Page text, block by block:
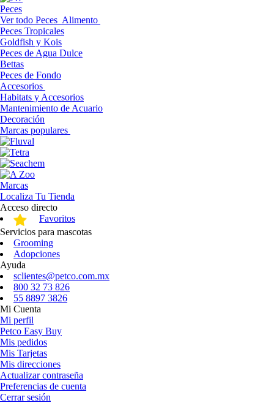
Peces
Ver todo Peces Alimento
Peces Tropicales
Goldfish y Kois
Peces de Agua Dulce
Bettas
Peces de Fondo
Accesorios
Habitats y Accesorios
Mantenimiento de Acuario
Decoración
Marcas populares
Marcas
Localiza Tu Tienda
Acceso directo
Favoritos
Servicios para mascotas
Grooming
Adopciones
Ayuda
sclientes@petco.com.mx
800 32 73 826
55 8897 3826
Mi Cuenta
Mi perfil
Petco Easy Buy
Mis pedidos
Mis Tarjetas
Mis direcciones
Actualizar contraseña
Preferencias de cuenta
Cerrar sesión